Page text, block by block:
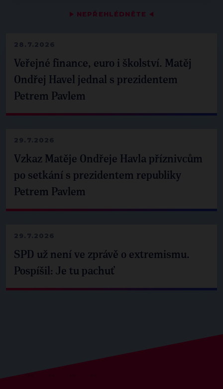
▶ NEPŘEHLÉDNĚTE ◀
28.7.2026
Veřejné finance, euro i školství. Matěj
Ondřej Havel jednal s prezidentem
Petrem Pavlem
29.7.2026
Vzkaz Matěje Ondřeje Havla příznivcům
po setkání s prezidentem republiky
Petrem Pavlem
29.7.2026
SPD už není ve zprávě o extremismu.
Pospíšil: Je tu pachuť